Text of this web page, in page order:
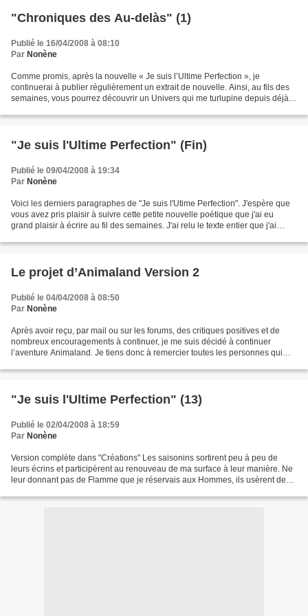
"Chroniques des Au-delàs" (1)
Publié le 16/04/2008 à 08:10
Par Nonène
Comme promis, après la nouvelle « Je suis l’Ultime Perfection », je
continuerai à publier régulièrement un extrait de nouvelle. Ainsi, au fils des
semaines, vous pourrez découvrir un Univers qui me turlupine depuis déjà
"Je suis l'Ultime Perfection" (Fin)
Publié le 09/04/2008 à 19:34
Par Nonène
Voici les derniers paragraphes de "Je suis l'Utime Perfection". J'espère que
vous avez pris plaisir à suivre cette petite nouvelle poétique que j'ai eu
grand plaisir à écrire au fil des semaines. J'ai relu le texte entier que j'ai
Le projet d’Animaland Version 2
Publié le 04/04/2008 à 08:50
Par Nonène
Après avoir reçu, par mail ou sur les forums, des critiques positives et de
nombreux encouragements à continuer, je me suis décidé à continuer
l’aventure Animaland. Je tiens donc à remercier toutes les personnes qui
"Je suis l'Ultime Perfection" (13)
Publié le 02/04/2008 à 18:59
Par Nonène
Version complète dans "Créations" Les saisonins sortirent peu à peu de
leurs écrins et participèrent au renouveau de ma surface à leur manière. Ne
leur donnant pas de Flamme que je réservais aux Hommes, ils usèrent des